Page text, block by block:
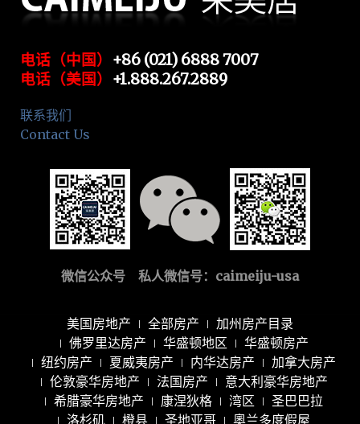
电话（中国） +86 (021) 6888 7007
电话（美国） +1.888.267.2889
联系我们
Contact Us
微信公众号 私人微信号： caimeiju-usa
美国房地产 全部房产
加州房产目录
佛罗里达房产
华盛顿地区
华盛顿房产
纽约房产
夏威夷房产 内华达房产
加拿大房产
伦敦豪华房地产
法国房产
意大利豪华房地产
希腊豪华房地产
康涅狄格 湾区
圣巴巴拉
洛杉矶
橙县 圣地亚哥 奧兰多度假屋